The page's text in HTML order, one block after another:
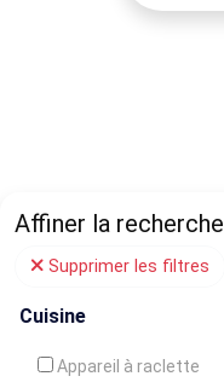
Affiner la recherche
Supprimer les filtres
Cuisine
Appareil à raclette